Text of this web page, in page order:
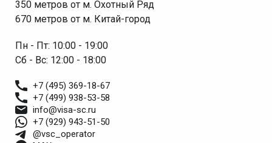
350 метров от м. Охотный Ряд
670 метров от м. Китай-город
Пн - Пт: 10:00 - 19:00
Сб - Вс: 12:00 - 18:00
+7 (495) 369-18-67
+7 (499) 938-53-58
info@visa-sc.ru
+7 (929) 943-51-50
@vsc_operator